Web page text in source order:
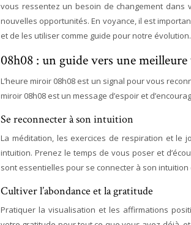
vous ressentez un besoin de changement dans
nouvelles opportunités. En voyance, il est
et de les utiliser comme guide pour notre évolution.
08h08 : un guide vers une
L’heure miroir 08h08 est un signal pour vous
miroir 08h08 est un message d’espoir et
Se reconnecter à son intuition
La méditation, les exercices de respiration et le
intuition. Prenez le temps de vous poser et
sont essentielles pour se connecter à son intuition
Cultiver l’abondance et la gratitude
Pratiquer la visualisation et les affirmations